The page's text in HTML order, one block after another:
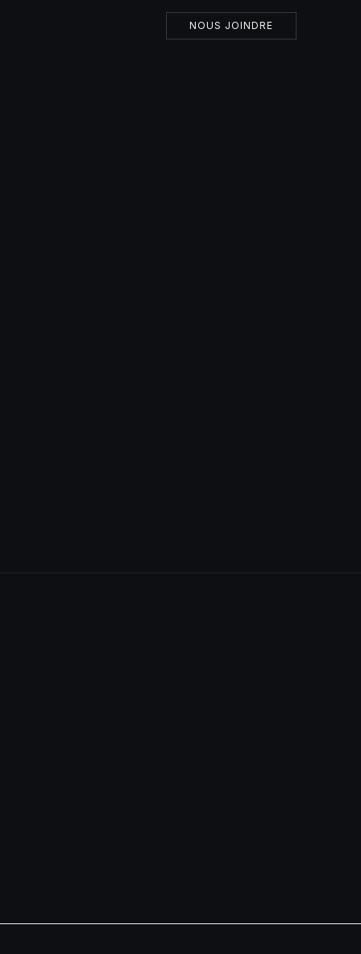
NOUS JOINDRE